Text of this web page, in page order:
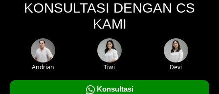
KONSULTASI DENGAN CS
KAMI
Andrian Tiwi Devi
Konsultasi